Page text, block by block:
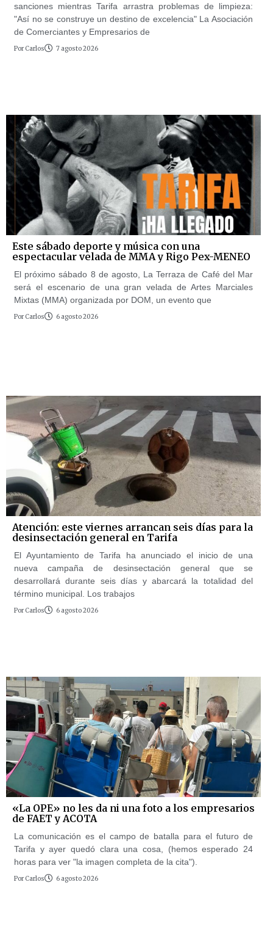
sanciones mientras Tarifa arrastra problemas de limpieza:
"Así no se construye un destino de excelencia" La Asociación
de Comerciantes y Empresarios de
Por Carlos 7 agosto 2026
Este sábado deporte y música con una
espectacular velada de MMA y Rigo Pex-MENEO
El próximo sábado 8 de agosto, La Terraza de Café del Mar
será el escenario de una gran velada de Artes Marciales
Mixtas (MMA) organizada por DOM, un evento que
Por Carlos 6 agosto 2026
Atención: este viernes arrancan seis días para la
desinsectación general en Tarifa
El Ayuntamiento de Tarifa ha anunciado el inicio de una
nueva campaña de desinsectación general que se
desarrollará durante seis días y abarcará la totalidad del
término municipal. Los trabajos
Por Carlos 6 agosto 2026
«La OPE» no les da ni una foto a los empresarios
de FAET y ACOTA
La comunicación es el campo de batalla para el futuro de
Tarifa y ayer quedó clara una cosa, (hemos esperado 24
horas para ver "la imagen completa de la cita").
Por Carlos 6 agosto 2026